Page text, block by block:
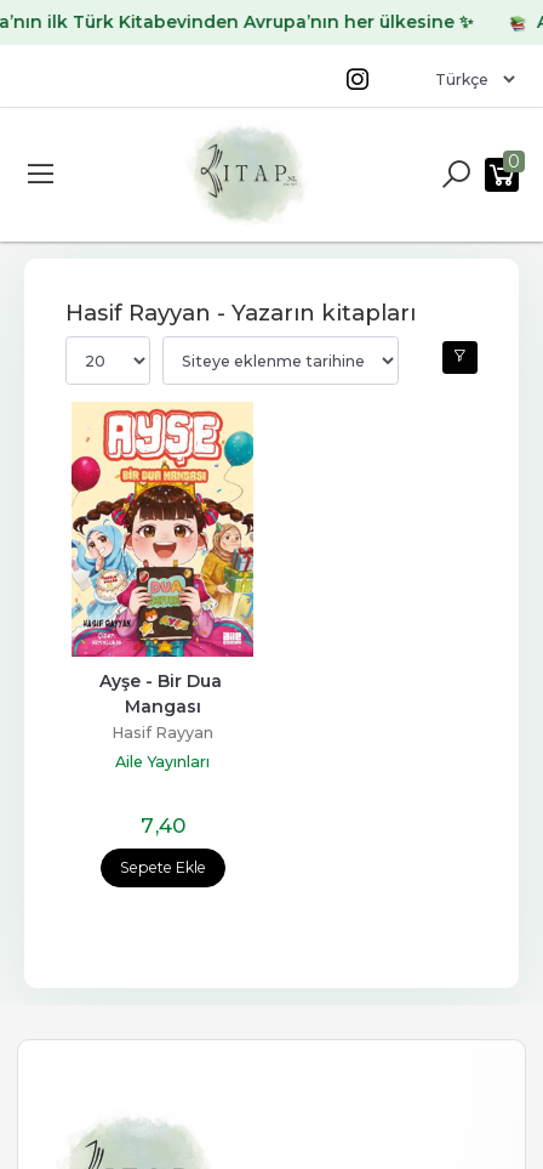
ilk Türk Kitabevinden Avrupa’nın her ülkesine ✨
0
Hasif Rayyan - Yazarın kitapları
Sepete Ekle
Ayşe - Bir Dua
Mangası
Hasif Rayyan
Aile Yayınları
7,40